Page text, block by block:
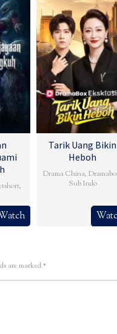
,
Tarik Uang Bikin
Heboh
Drama China,
Sub Indo
are marked*